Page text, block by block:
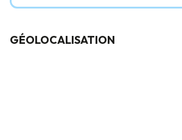
GÉOLOCALISATION